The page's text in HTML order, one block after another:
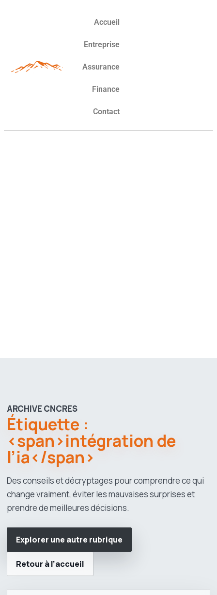
Accueil
Entreprise
Assurance
Finance
Contact
ARCHIVE CNCRES
Étiquette :
<span>intégration de
l’ia</span>
Des conseils et décryptages pour comprendre ce qui
change vraiment, éviter les mauvaises surprises et
prendre de meilleures décisions.
Explorer une autre rubrique
Retour à l’accueil